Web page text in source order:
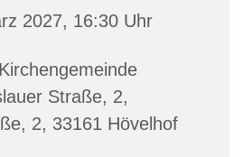
2027, 16:30 Uhr
Straße, 2,
2, 33161 Hövelhof